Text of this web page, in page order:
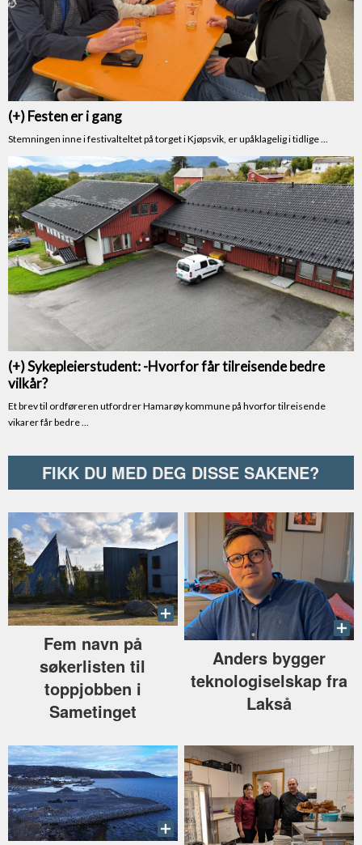
FIKK DU MED DEG DISSE SAKENE?
Fem navn på
søkerlisten til
toppjobben i
Sametinget
Anders bygger
teknologiselskap fra
Lakså